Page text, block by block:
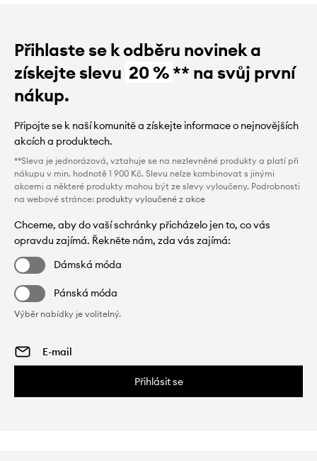
Přihlaste se k odběru novinek a
získejte slevu 20 %** na svůj první
nákup.
Připojte se k naší komunitě a získejte informace o nejnovějších
akcích a produktech.
**Sleva je jednorázová, vztahuje se na nezlevněné produkty a platí při
nákupu v min. hodnotě 1 900 Kč. Slevu nelze kombinovat s jinými
akcemi a některé produkty mohou být ze slevy vyloučeny. Podrobnosti
na webové stránce: produkty vyloučené z akce
Chceme, aby do vaší schránky přicházelo jen to, co vás
opravdu zajímá. Řekněte nám, zda vás zajímá:
Dámská móda
Pánská móda
Výběr nabídky je volitelný.
Přihlásit se